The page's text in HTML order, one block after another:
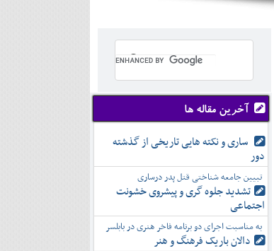
آخرین مقاله ها
ساری و نکته هایی تاریخی از گذشته
دور
تبیین جامعه شناختی قتل پدر درساری
تشدید جلوه‌ گری و پیشروی خشونت
اجتماعی
به مناسبت اجرای دو برنامه فاخر هنری در بابلسر
دالان باریک فرهنگ و هنر